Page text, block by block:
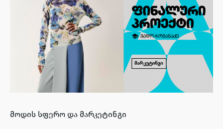
მოდის სფერო და მარკეტინგი